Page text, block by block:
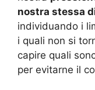
nostra stessa
individuando i
i quali non si
capire quali
per evitarne il